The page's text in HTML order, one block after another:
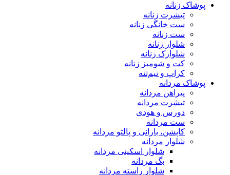
پوشاک زنانه
تیشرت زنانه
ست خانگی زنانه
ست زنانه
شلوار زنانه
شلوارک زنانه
کت و شومیز زنانه
کراپ و نیم‌تنه
پوشاک مردانه
پیراهن مردانه
تیشرت مردانه
دورس و هودی
ست مردانه
کاپشن، بارانی و پالتو مردانه
شلوار مردانه
شلوار اسکینی مردانه
بگ مردانه
شلوار راسته مردانه